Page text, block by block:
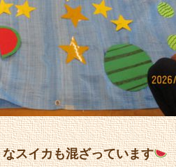
スイカも混ざっています